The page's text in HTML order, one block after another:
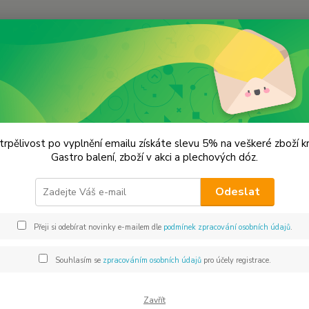
Plechové dózy - kořenky Plechová dóza na kávu s podavačem na kapsle
dóza na kávu s
po vyplnění emailu získáte slevu 5% na veškeré zboží
Gastro balení, zboží v akci a plechových dóz.
Odeslat
Přeji si odebírat novinky e-mailem dle podmínek zpracování osobních údajů.
Souhlasím se zpracováním osobních údajůpro účely registrace.
Zavřít